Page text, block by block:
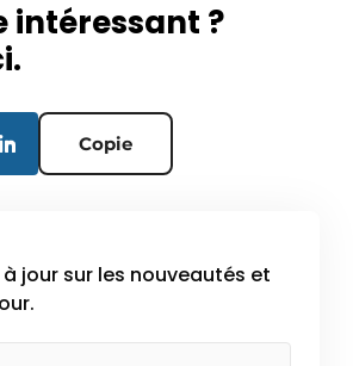
intéressant ?
Copie
jour sur les nouveautés et